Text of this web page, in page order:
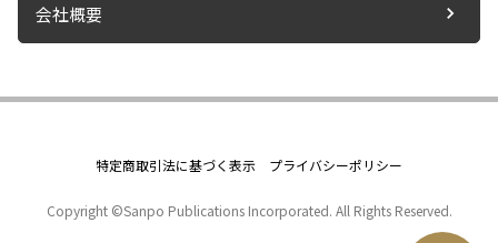
会社概要
特定商取引法に基づく表示 プライバシーポリシー
Copyright ©Sanpo Publications Incorporated. All Rights Reserved.